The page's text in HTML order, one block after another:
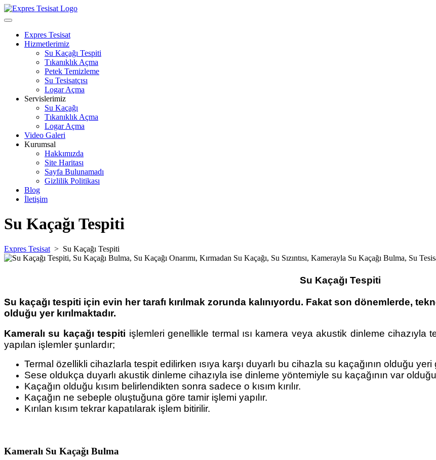
Skip
to
Open
Expres Tesisat
Hizmetlerimiz
Su Kaçağı Tespiti
Tıkanıklık Açma
Petek Temizleme
Su Tesisatçısı
Logar Açma
Servislerimiz
Su Kaçağı
Tıkanıklık Açma
Logar Açma
Video Galeri
Kurumsal
Hakkımızda
Site Haritası
Sayfa Bulunamadı
Gizlilik Politikası
Blog
İletişim
Menu
Su Kaçağı Tespiti
Expres Tesisat > Su Kaçağı Tespiti
Su Kaçağı Tespiti
Su kaçağı tespiti için evin her tarafı kırılmak zorunda kalınıyordu. Fakat son dönemlerde,
olduğu yer kırılmaktadır.
Kameralı su kaçağı tespiti işlemleri genellikle termal ısı kamera veya akustik dinleme cihazıyla
yapılan işlemler şunlardır;
Termal özellikli cihazlarla tespit edilirken ısıya karşı duyarlı bu cihazla su kaçağının olduğu
Sese oldukça duyarlı akustik dinleme cihazıyla ise dinleme yöntemiyle su kaçağının var
Kaçağın olduğu kısım belirlendikten sonra sadece o kısım kırılır.
Kaçağın ne sebeple oluştuğuna göre tamir işlemi yapılır.
Kırılan kısım tekrar kapatılarak işlem bitirilir.
Kameralı Su Kaçağı Bulma